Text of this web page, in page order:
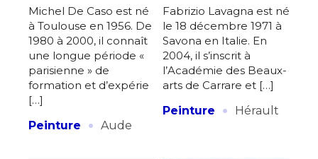
Michel De Caso est né
à Toulouse en 1956. De
1980 à 2000, il connaît
une longue période «
parisienne » de
formation et d’expérie
[…]
Peinture
· Aude
Fabrizio Lavagna est né
le 18 décembre 1971 à
Savona en Italie. En
2004, il s’inscrit à
l’Académie des Beaux-
arts de Carrare et […]
Peinture
· Hérault